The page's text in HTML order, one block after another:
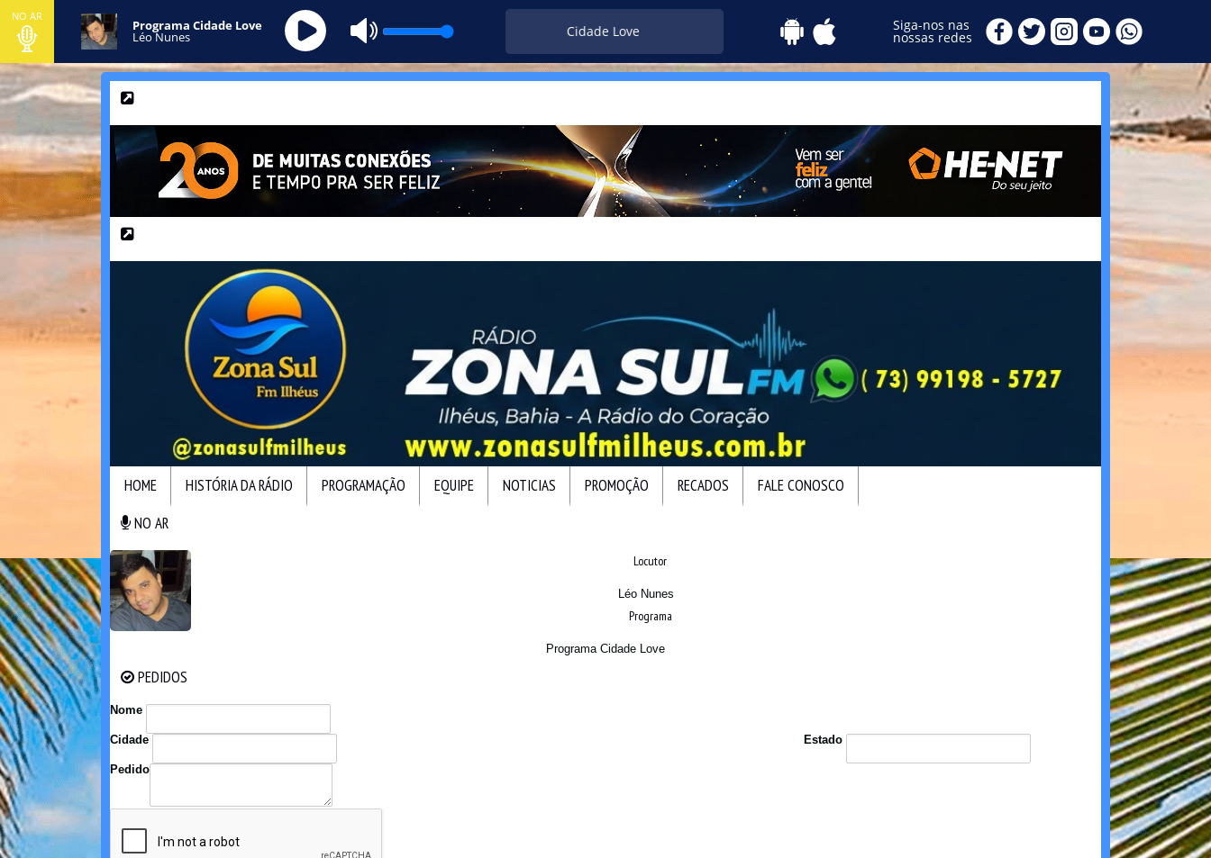
NO AR
Programa Cidade Love
Léo Nunes Cidade Love Siga-nos nas
nossas redes
HOME HISTÓRIA DA RÁDIO PROGRAMAÇÃO EQUIPE NOTICIAS PROMOÇÃO RECADOS
FALE CONOSCO
NO AR
Locutor
Léo Nunes
Programa
Programa Cidade Love
PEDIDOS
Nome
Cidade Estado
Pedido